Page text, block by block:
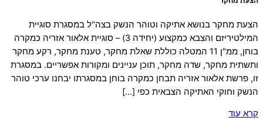
הצעת מחקר בנושא אתיקה וטוהר הנשק בצה"ל במסגרת סוגיית
המילטיריזם והצבא כמקצוע (יחידה 3) – סוגיית אלאור אזריה כמקרה
בוחן, ממ"ן 11 המטלה כוללת שאלת מחקר, טענת מחקר, רקע מחקר
ותשתית מחקר, שדה מחקר, תוכן עניינים ומקורות אפשריים. במסגרת
זו, פרשת אלאור אזריה תבחן כמקרה בוחן במסגרתו יבחנו ערכי טוהר
הנשק וחוקי האתיקה הצבאית כפי […]
קרא עוד